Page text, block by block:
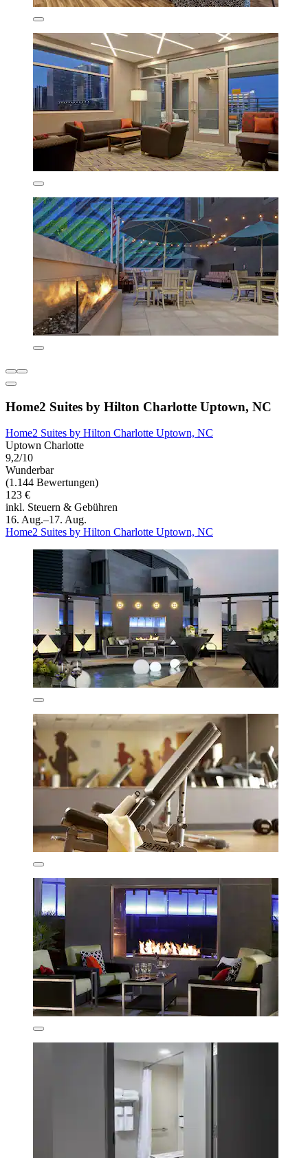
Home2 Suites by Hilton Charlotte Uptown, NC
Home2 Suites by Hilton Charlotte Uptown, NC
Uptown Charlotte
9,2/10
Wunderbar
(1.144 Bewertungen)
123 €
inkl. Steuern & Gebühren
16. Aug.–17. Aug.
Home2 Suites by Hilton Charlotte Uptown, NC